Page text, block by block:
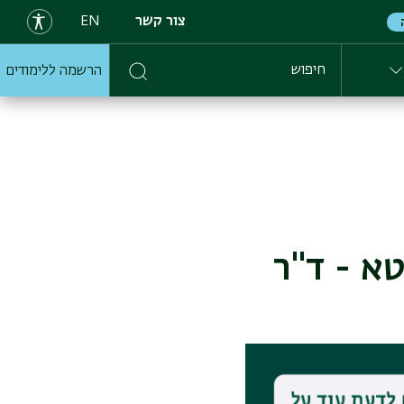
צור קשר EN
חיפוש הרשמה ללימודים
גיטא - ד"ר
של הדת